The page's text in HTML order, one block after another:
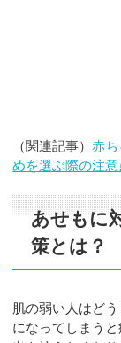
（関連記事）赤
めを選ぶ際の注意
あせもに
策とは？
肌の弱い人はど
になってしまう